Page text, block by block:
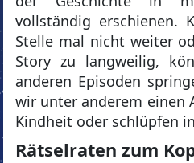
vollständig erschienen.
Stelle mal nicht weiter
Story zu langweilig,
anderen Episoden
wir unter anderem einen
Kindheit oder schlüpfen
Rätselraten zum